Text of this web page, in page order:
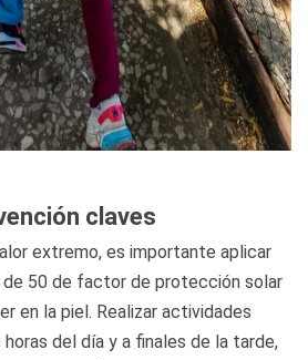
claves
extremo, es importante aplicar
50 de factor de protección solar
en la piel. Realizar actividades
del día y a finales de la tarde,